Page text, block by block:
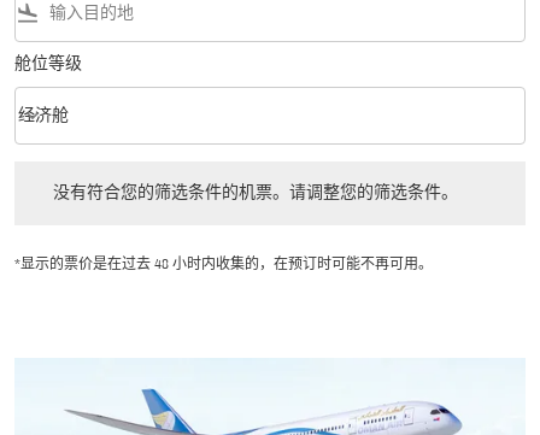
flight_land
舱位等级
舱位等级 option 经济舱 Selected
经济舱
keyboard_arrow_down
没有符合您的筛选条件的机票。请调整您的筛选条件。
*显示的票价是在过去 48 小时内收集的，在预订时可能不再可用。